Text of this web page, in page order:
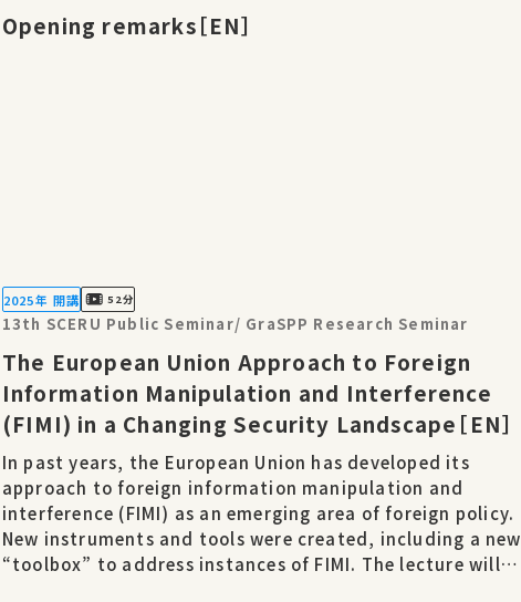
World Change: TICAD 9 Partnership Project
Opening remarks［EN］
2025年 開講 52分
13th SCERU Public Seminar/ GraSPP Research Seminar
The European Union Approach to Foreign
Information Manipulation and Interference
(FIMI) in a Changing Security Landscape［EN］
In past years, the European Union has developed its
approach to foreign information manipulation and
interference (FIMI) as an emerging area of foreign policy.
New instruments and tools were created, including a new
“toolbox” to address instances of FIMI. The lecture will